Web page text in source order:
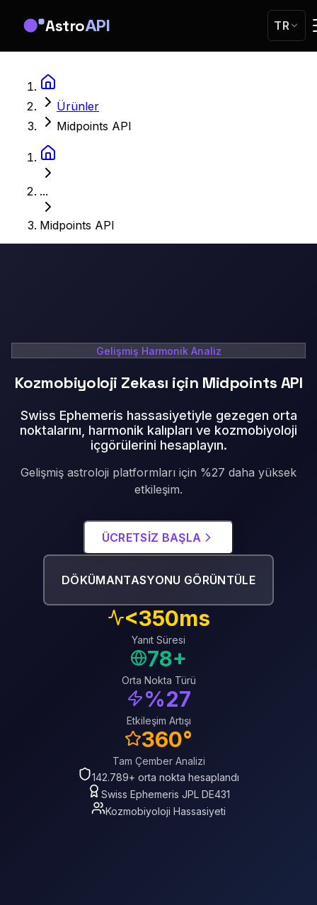
AstroAPI TR
Ürünler
Midpoints API
...
Midpoints API
Gelişmiş Harmonik Analiz
Kozmobiyoloji Zekası için Midpoints API
Swiss Ephemeris hassasiyetiyle gezegen orta
noktalarını, harmonik kalıpları ve kozmobiyoloji
içgörülerini hesaplayın.
Gelişmiş astroloji platformları için %27 daha yüksek
etkileşim.
ÜCRETSIZ BAŞLA
DÖKÜMANTASYONU GÖRÜNTÜLE
<350ms
Yanıt Süresi
78+
Orta Nokta Türü
%27
Etkileşim Artışı
360°
Tam Çember Analizi
142.789+ orta nokta hesaplandı
Swiss Ephemeris JPL DE431
Kozmobiyoloji Hassasiyeti